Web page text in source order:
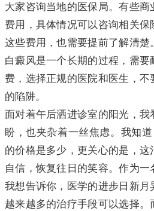
大家咨询当地的医保局。有些
费用，具体情况可以咨询相关
这些费用，也需要提前了解清楚
白癜风是一个长期的过程，需
费，选择正规的医院和医生，
的陷阱。
面对着午后洒进诊室的阳光，我
盼，也夹杂着一丝焦虑。我知
的价格是多少，更关心的是，
自信，恢复往日的笑容。作为一
我想告诉你，医学的进步日新
越来越多的治疗手段可以选择